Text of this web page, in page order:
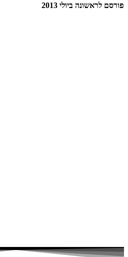
פורסם לראשונה ביולי 2013